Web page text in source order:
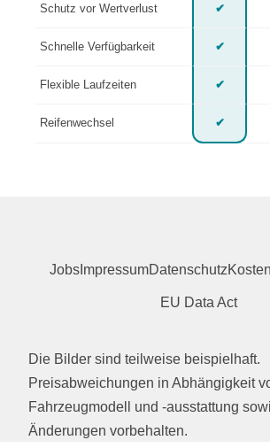
Schutz vor Wertverlust ✔
Schnelle Verfügbarkeit ✔
Flexible Laufzeiten ✔
Reifenwechsel ✔
JobsImpressumDatenschutz
EU Data Act
Die Bilder sind teilweise beispielhaft.
Preisabweichungen in Abhängigkeit
Fahrzeugmodell und -ausstattung
Änderungen vorbehalten.